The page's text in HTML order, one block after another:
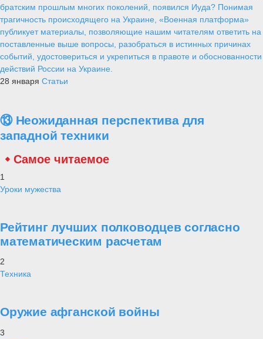
братским прошлым многих поколений, появился Иуда? Понимая
трагичность происходящего на Украине, «Военная платформа»
публикует материалы, позволяющие нашим читателям ответить на
поставленные выше вопросы, разобраться в истинных причинах
событий, удостовериться и укрепиться в правоте и обоснованности
действий России на Украине.
28 января Статьи
⑬ Неожиданная перспектива для
западной техники
Самое читаемое
1
Уроки мужества
Рейтинг лучших полководцев согласно
математическим расчетам
2
Техника
Оружие афганской войны
3